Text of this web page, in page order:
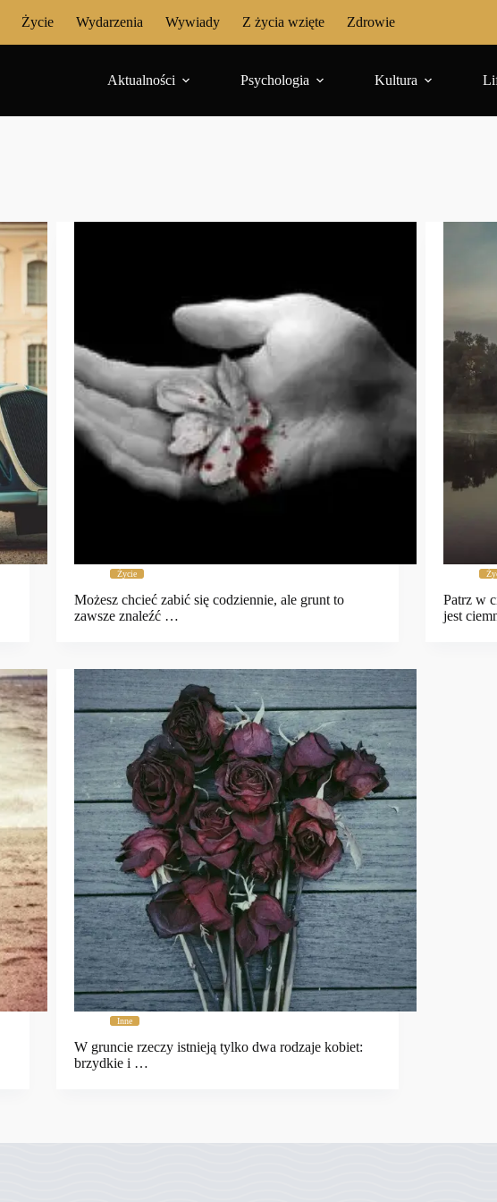
Życie Wydarzenia Wywiady Z życia wzięte Zdrowie
Aktualności Psychologia Kultura
Życie
Możesz chcieć zabić się codziennie, ale grunt to
zawsze znaleźć …
Patrz w
jest
Inne
W gruncie rzeczy istnieją tylko dwa rodzaje kobiet:
brzydkie i …